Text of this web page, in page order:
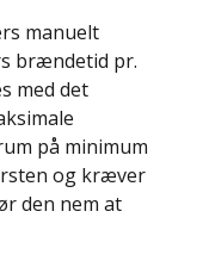
manuelt
brændetid pr.
med det
på minimum
og kræver
den nem at